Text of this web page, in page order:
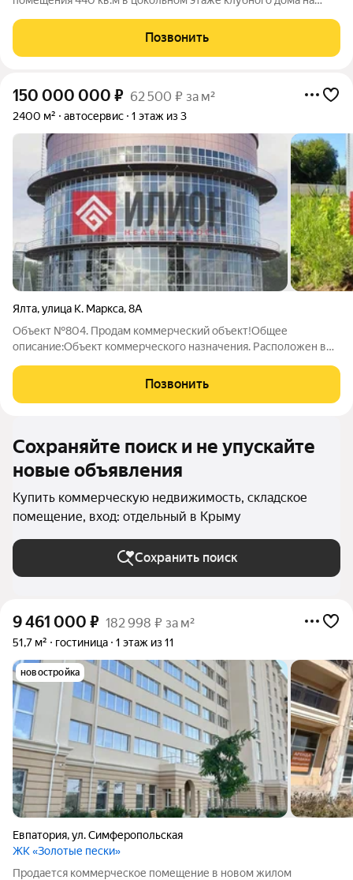
пoдхoдящее для магазина или шоурума, офиса,
образовательных курсов. Здание новое,
Позвонить
150 000 000 ₽ 62 500 ₽ за м²
2400 м² автосервис 1 этаж из 3
Ялта,улица К. Маркса,8А
Объект №804. Продам коммерческий объект!Общее
описание:Объект коммерческого назначения. Расположен в
Территория огорожена. Въезд с дороги. Хорошая пропускная
способность. Характеристика:Площадь
Позвонить
Сохраняйте поиск и не упускайте
новые объявления
Купить коммерческую недвижимость, складское
помещение, вход: отдельный в Крыму
Сохранить поиск
9 461 000 ₽ 182 998 ₽ за м²
51,7 м² гостиница 1 этаж из 11
новостройка
Евпатория,ул. Симферопольская
ЖК «Золотые пески»
Продается коммерческое помещение в новом жилом